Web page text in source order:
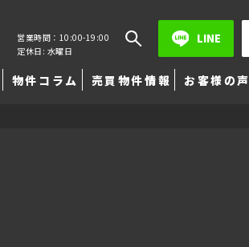
営業時間：10:00-19:00
定休日: 水曜日
LINE
物件コラム 売買物件情報 お客様の声